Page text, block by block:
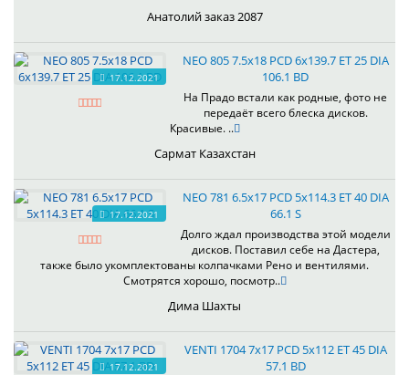
Анатолий заказ 2087
17.12.2021
NEO 805 7.5x18 PCD 6x139.7 ET 25 DIA
106.1 BD
На Прадо встали как родные, фото не
передаёт всего блеска дисков.
Красивые. ..
Сармат Казахстан
17.12.2021
NEO 781 6.5x17 PCD 5x114.3 ET 40 DIA
66.1 S
Долго ждал производства этой модели
дисков. Поставил себе на Дастера,
также было укомплектованы колпачками Рено и вентилями.
Смотрятся хорошо, посмотр..
Дима Шахты
17.12.2021
VENTI 1704 7x17 PCD 5x112 ET 45 DIA
57.1 BD